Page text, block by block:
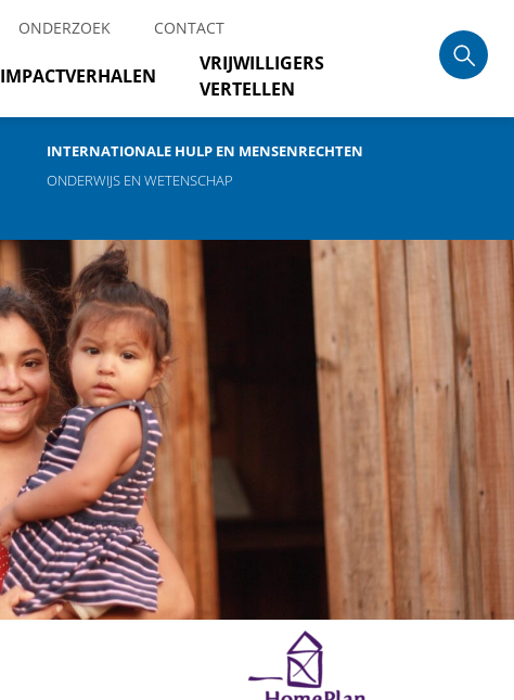
ONDERZOEK CONTACT
IMPACTVERHALEN
VRIJWILLIGERS
VERTELLEN
INTERNATIONALE HULP EN MENSENRECHTEN
ONDERWIJS EN WETENSCHAP